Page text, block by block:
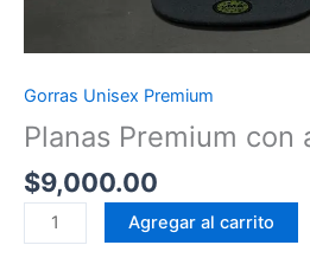
Gorras Unisex Premium
Planas Premium con
$9,000.00
Planas
Premium
Agregar al carrito